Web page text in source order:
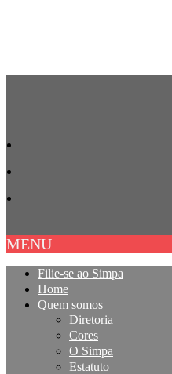
MENU
Filie-se ao Simpa
Home
Quem somos
Diretoria
Cores
O Simpa
Estatuto